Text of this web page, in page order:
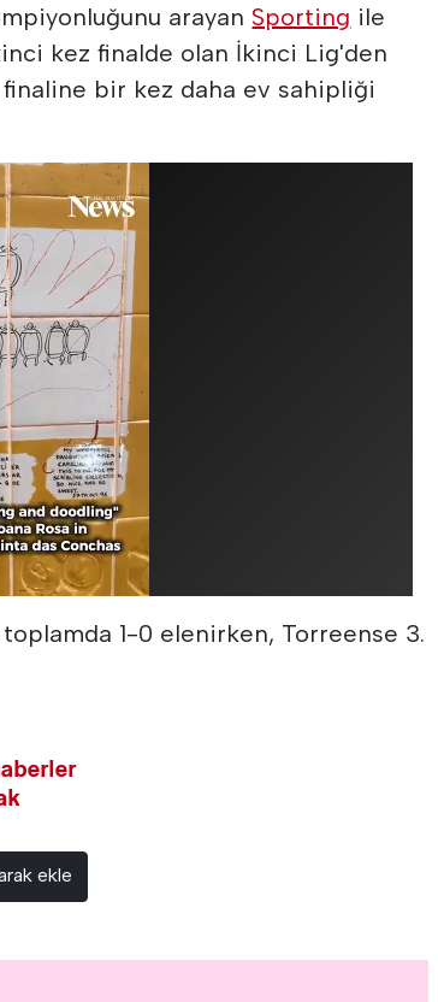
arayan Sporting ile
kez finalde olan İkinci Lig'den
finaline bir kez daha ev sahipliği
1-0 elenirken, Torreense 3.
ekle